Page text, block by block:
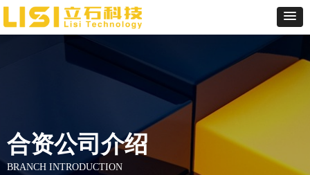
合资公司介绍
BRANCH INTRODUCTION